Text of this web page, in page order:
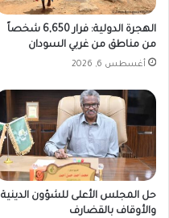
الهجرة الدولية: فرار 6,650 شخصاً
من مناطق من غربي السودان
أغسطس 6, 2026
حل المجلس الأعلى للشؤون الدينية
والأوقاف بالقضارف